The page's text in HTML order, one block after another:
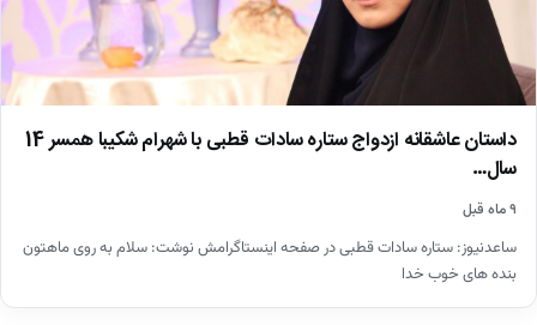
داستان عاشقانه ازدواج ستاره سادات قطبی با شهرام شکیبا همسر 14
سال…
۹ ماه قبل
ساعدنیوز: ستاره سادات قطبی در صفحه اینستاگرامش نوشت: سلام به روی ماهتون
بنده های خوب خدا